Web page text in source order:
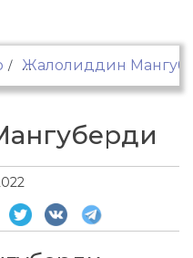
Жалолиддин